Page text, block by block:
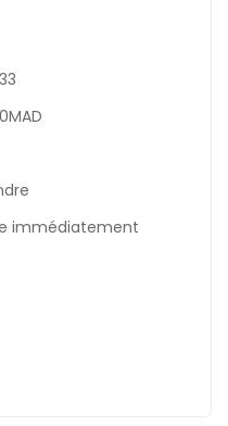
immédiatement